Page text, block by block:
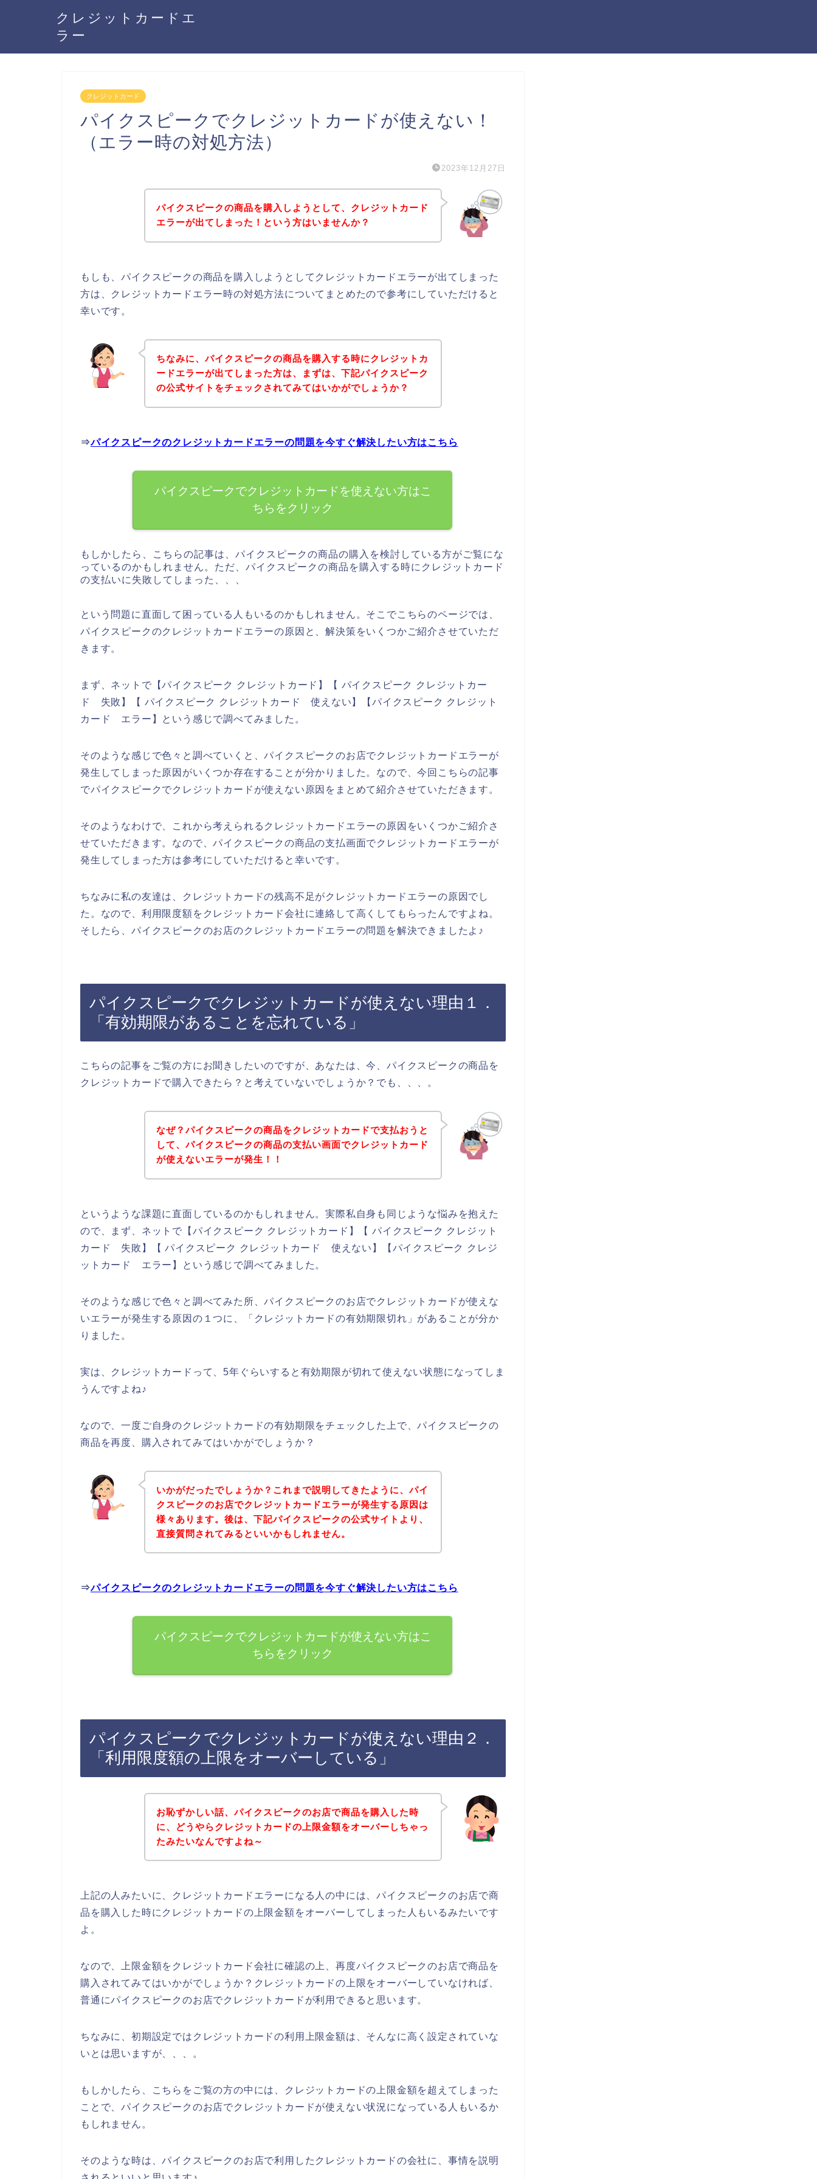
クレジットカードエ
ラー
クレジットカード
パイクスピークでクレジットカードが使えない！
（エラー時の対処方法）
2023年12月27日
パイクスピークの商品を購入しようとして、クレジットカード
エラーが出てしまった！という方はいませんか？
もしも、パイクスピークの商品を購入しようとしてクレジットカードエラーが出てしまった
方は、クレジットカードエラー時の対処方法についてまとめたので参考にしていただけると
幸いです。
ちなみに、パイクスピークの商品を購入する時にクレジットカ
ードエラーが出てしまった方は、まずは、下記パイクスピーク
の公式サイトをチェックされてみてはいかがでしょうか？
⇒パイクスピークのクレジットカードエラーの問題を今すぐ解決したい方はこちら
パイクスピークでクレジットカードを使えない方はこ
ちらをクリック
もしかしたら、こちらの記事は、パイクスピークの商品の購入を検討している方がご覧にな
っているのかもしれません。ただ、パイクスピークの商品を購入する時にクレジットカード
の支払いに失敗してしまった、、、
という問題に直面して困っている人もいるのかもしれません。そこでこちらのページでは、
パイクスピークのクレジットカードエラーの原因と、解決策をいくつかご紹介させていただ
きます。
まず、ネットで【パイクスピーク クレジットカード】【 パイクスピーク クレジットカー
ド 失敗】【 パイクスピーク クレジットカード 使えない】【パイクスピーク クレジット
カード エラー】という感じで調べてみました。
そのような感じで色々と調べていくと、パイクスピークのお店でクレジットカードエラーが
発生してしまった原因がいくつか存在することが分かりました。なので、今回こちらの記事
でパイクスピークでクレジットカードが使えない原因をまとめて紹介させていただきます。
そのようなわけで、これから考えられるクレジットカードエラーの原因をいくつかご紹介さ
せていただきます。なので、パイクスピークの商品の支払画面でクレジットカードエラーが
発生してしまった方は参考にしていただけると幸いです。
ちなみに私の友達は、クレジットカードの残高不足がクレジットカードエラーの原因でし
た。なので、利用限度額をクレジットカード会社に連絡して高くしてもらったんですよね。
そしたら、パイクスピークのお店のクレジットカードエラーの問題を解決できましたよ♪
パイクスピークでクレジットカードが使えない理由１．
「有効期限があることを忘れている」
こちらの記事をご覧の方にお聞きしたいのですが、あなたは、今、パイクスピークの商品を
クレジットカードで購入できたら？と考えていないでしょうか？でも、、、。
なぜ？パイクスピークの商品をクレジットカードで支払おうと
して、パイクスピークの商品の支払い画面でクレジットカード
が使えないエラーが発生！！
というような課題に直面しているのかもしれません。実際私自身も同じような悩みを抱えた
ので、まず、ネットで【パイクスピーク クレジットカード】【 パイクスピーク クレジット
カード 失敗】【 パイクスピーク クレジットカード 使えない】【パイクスピーク クレジ
ットカード エラー】という感じで調べてみました。
そのような感じで色々と調べてみた所、パイクスピークのお店でクレジットカードが使えな
いエラーが発生する原因の１つに、「クレジットカードの有効期限切れ」があることが分か
りました。
実は、クレジットカードって、5年ぐらいすると有効期限が切れて使えない状態になってしま
うんですよね♪
なので、一度ご自身のクレジットカードの有効期限をチェックした上で、パイクスピークの
商品を再度、購入されてみてはいかがでしょうか？
いかがだったでしょうか？これまで説明してきたように、パイ
クスピークのお店でクレジットカードエラーが発生する原因は
様々あります。後は、下記パイクスピークの公式サイトより、
直接質問されてみるといいかもしれません。
⇒パイクスピークのクレジットカードエラーの問題を今すぐ解決したい方はこちら
パイクスピークでクレジットカードが使えない方はこ
ちらをクリック
パイクスピークでクレジットカードが使えない理由２．
「利用限度額の上限をオーバーしている」
お恥ずかしい話、パイクスピークのお店で商品を購入した時
に、どうやらクレジットカードの上限金額をオーバーしちゃっ
たみたいなんですよね～
上記の人みたいに、クレジットカードエラーになる人の中には、パイクスピークのお店で商
品を購入した時にクレジットカードの上限金額をオーバーしてしまった人もいるみたいです
よ。
なので、上限金額をクレジットカード会社に確認の上、再度パイクスピークのお店で商品を
購入されてみてはいかがでしょうか？クレジットカードの上限をオーバーしていなければ、
普通にパイクスピークのお店でクレジットカードが利用できると思います。
ちなみに、初期設定ではクレジットカードの利用上限金額は、そんなに高く設定されていな
いとは思いますが、、、。
もしかしたら、こちらをご覧の方の中には、クレジットカードの上限金額を超えてしまった
ことで、パイクスピークのお店でクレジットカードが使えない状況になっている人もいるか
もしれません。
そのような時は、パイクスピークのお店で利用したクレジットカードの会社に、事情を説明